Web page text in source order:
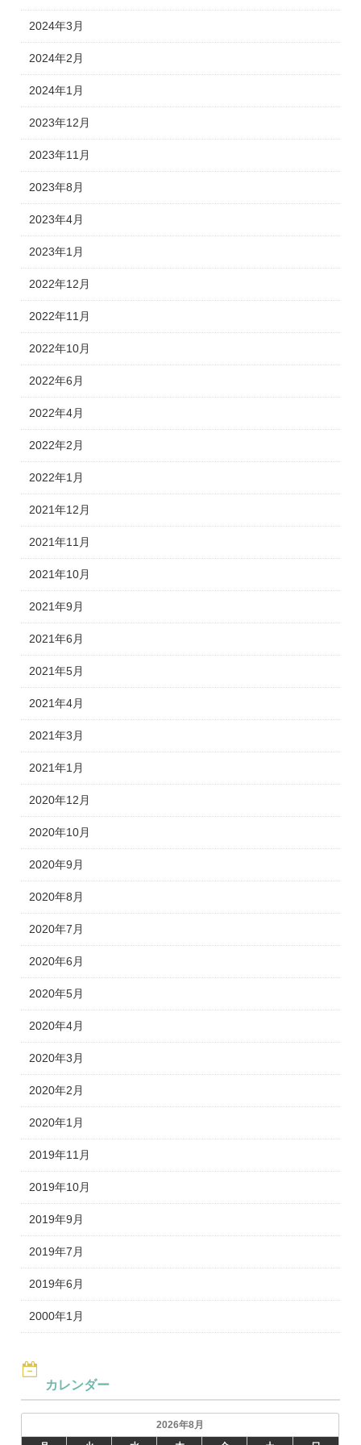
2024年3月
2024年2月
2024年1月
2023年12月
2023年11月
2023年8月
2023年4月
2023年1月
2022年12月
2022年11月
2022年10月
2022年6月
2022年4月
2022年2月
2022年1月
2021年12月
2021年11月
2021年10月
2021年9月
2021年6月
2021年5月
2021年4月
2021年3月
2021年1月
2020年12月
2020年10月
2020年9月
2020年8月
2020年7月
2020年6月
2020年5月
2020年4月
2020年3月
2020年2月
2020年1月
2019年11月
2019年10月
2019年9月
2019年7月
2019年6月
2000年1月
カレンダー
2026年8月